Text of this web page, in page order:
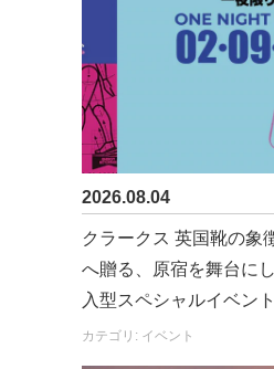
2026.08.04
クラークス 英国靴の象
へ贈る、原宿を舞台に
入型スペシャルイベント
カテゴリ: イベント